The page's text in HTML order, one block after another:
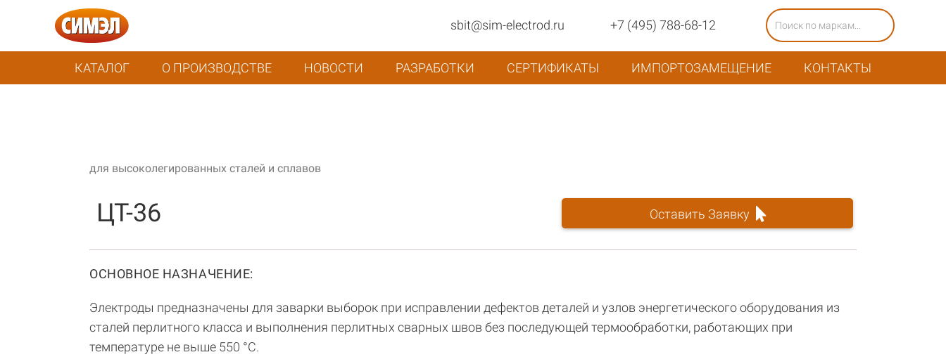
sbit@sim-electrod.ru +7 (495) 788-68-12
КАТАЛОГ О ПРОИЗВОДСТВЕ НОВОСТИ РАЗРАБОТКИ СЕРТИФИКАТЫ ИМПОРТОЗАМЕЩЕНИЕ КОНТАКТЫ
для высоколегированных сталей и сплавов
ЦТ-36 Оставить Заявку
ОСНОВНОЕ НАЗНАЧЕНИЕ:
Электроды предназначены для заварки выборок при исправлении дефектов деталей и узлов энергетического оборудования из
сталей перлитного класса и выполнения перлитных сварных швов без последующей термообработки, работающих при
температуре не выше 550 °С.